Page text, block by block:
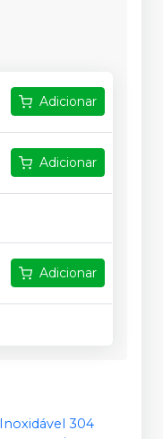
Adicionar
Adicionar
Adicionar
304